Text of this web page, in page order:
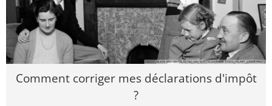
Comment corriger mes déclarations d'impôt
?